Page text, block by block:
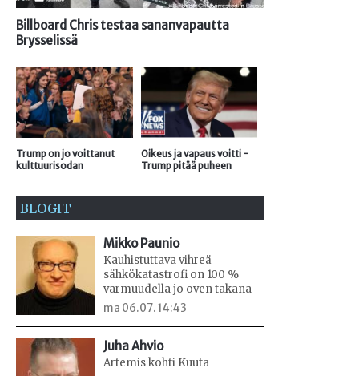
Billboard Chris testaa sananvapautta
Brysselissä
Trump on jo voittanut
kulttuurisodan
Oikeus ja vapaus voitti -
Trump pitää puheen
BLOGIT
Mikko Paunio
Kauhistuttava vihreä
sähkökatastrofi on 100 %
varmuudella jo oven takana
ma 06.07. 14:43
Juha Ahvio
Artemis kohti Kuuta